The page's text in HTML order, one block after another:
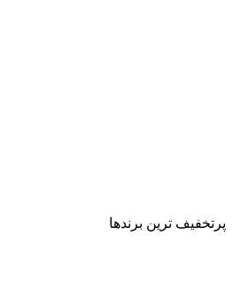
پرتخفیف ترین برندها